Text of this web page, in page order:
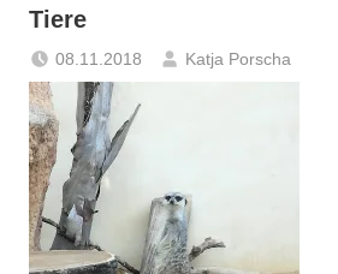
Tiere
08.11.2018 Katja Porscha